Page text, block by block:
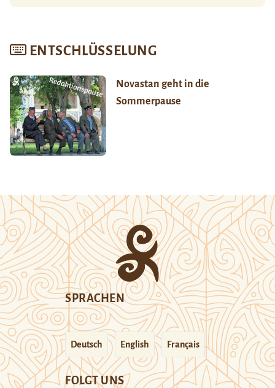
ENTSCHLÜSSELUNG
Novastan geht in die
Sommerpause
SPRACHEN
Deutsch English Français
FOLGT UNS